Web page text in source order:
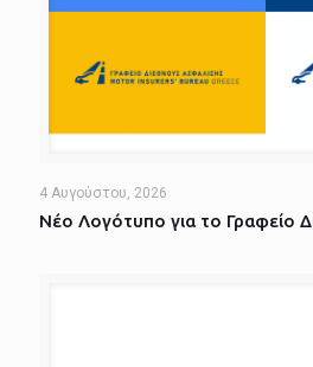
4 Αυγούστου, 2026
Νέο Λογότυπο για το Γραφείο